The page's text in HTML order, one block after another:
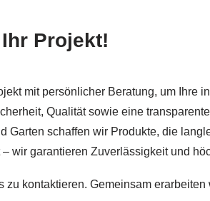
Projekt!
mit persönlicher Beratung, um Ihre
Qualität sowie eine
schaffen wir Produkte, die
wir garantieren Zuverlässigkeit und
kontaktieren. Gemeinsam